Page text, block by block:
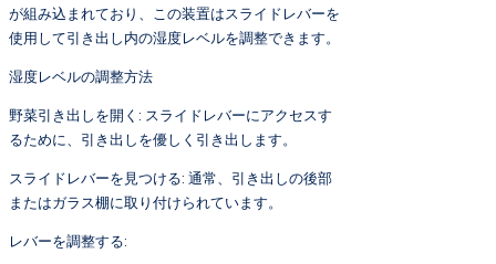
が組み込まれており、この装置はスライドレバーを
使用して引き出し内の湿度レベルを調整できます。
湿度レベルの調整方法
野菜引き出しを開く: スライドレバーにアクセスす
るために、引き出しを優しく引き出します。
スライドレバーを見つける: 通常、引き出しの後部
またはガラス棚に取り付けられています。
レバーを調整する: